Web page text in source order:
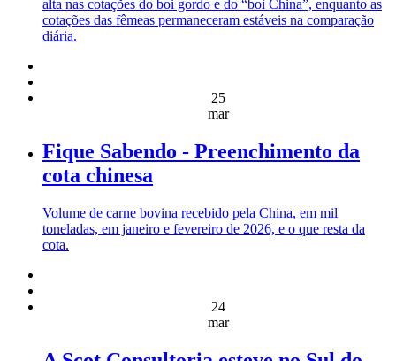
alta nas cotações do boi gordo e do “boi China”, enquanto as
cotações das fêmeas permaneceram estáveis na comparação
diária.
25
mar
Fique Sabendo - Preenchimento da
cota chinesa
Volume de carne bovina recebido pela China, em mil
toneladas, em janeiro e fevereiro de 2026, e o que resta da
cota.
24
mar